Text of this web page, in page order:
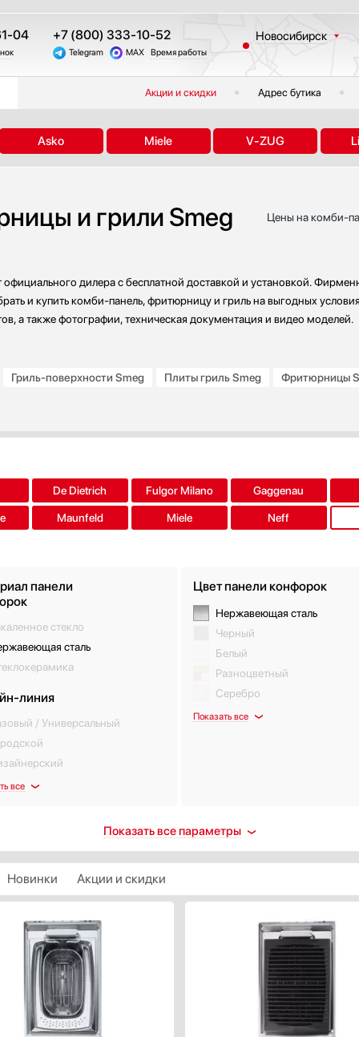
04 +7 (800) 333-10-52
Telegram MAX Время работы
Новосибирск
Санкт-Петербург
Краснодар
Екатеринбург
Другие регионы
Акции и скидки Адрес бутика
Asko Miele V-ZUG
и грили Smeg
Цены на комби-
дилера с бесплатной доставкой и установкой.
и купить комби-панель, фритюрницу и гриль на выгодных
а также фотографии, техническая документация и видео моделей.
Гриль-поверхности Smeg Плиты гриль Smeg Фритюрницы
De Dietrich Fulgor Milano Gaggenau
Maunfeld Miele Neff
панели
стекло
сталь
линия
/ Универсальный
все
Цвет панели конфорок
Нержавеющая сталь
Черный
Белый
Разноцветный
Серебро
Показать все
мощности
термостат
нагрева
от детей
отключение
Оснащение
Дисплей
Показать все параметры
Новинки Акции и скидки